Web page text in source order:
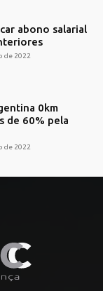
abono salarial
de 2022
0km
de 60% pela
de 2022